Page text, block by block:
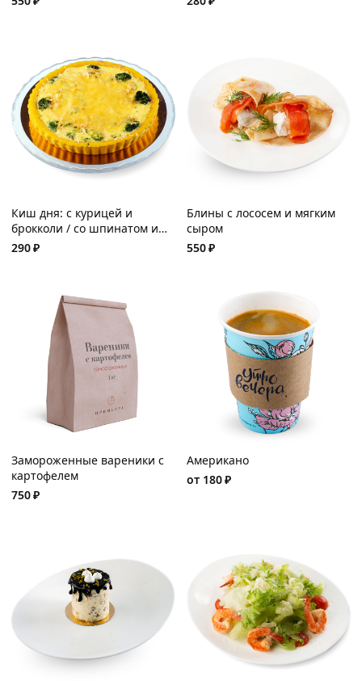
Киш дня: с курицей и
брокколи / со шпинатом и
сыром «Фета»
290₽
Блины с лососем и мягким
сыром
550₽
Замороженные вареники с
картофелем
750₽
Американо
от 180₽